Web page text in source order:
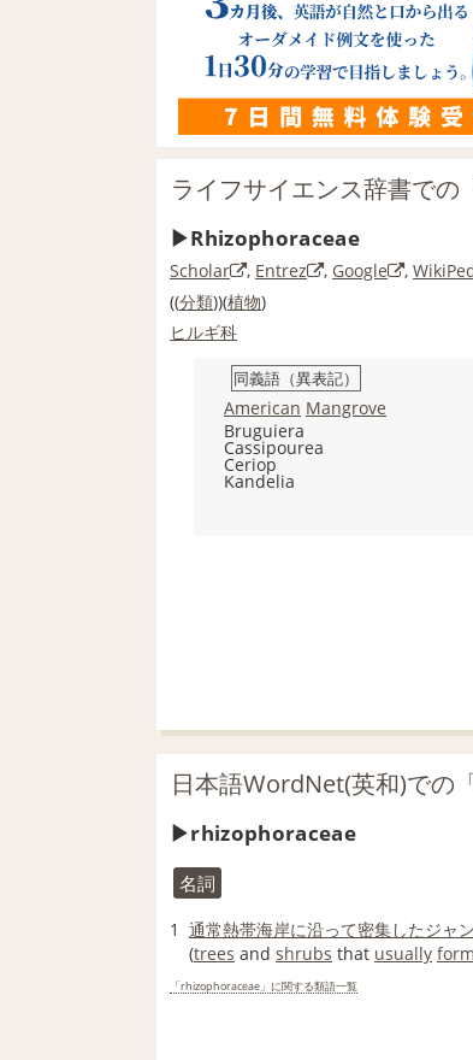
ライフサイエンス辞書で
Rhizophoraceae
Scholar , Entrez , Google ,
((分類))(植物)
ヒルギ科
同義語（異表記）
American Mangrove
Bruguiera
Cassipourea
Ceriop
Kandelia
日本語WordNet(英和)での
rhizophoraceae
名詞
1 通常熱帯海岸に沿って密集したジャ
(trees and shrubs that usually form
「rhizophoraceae」に関する類語一覧